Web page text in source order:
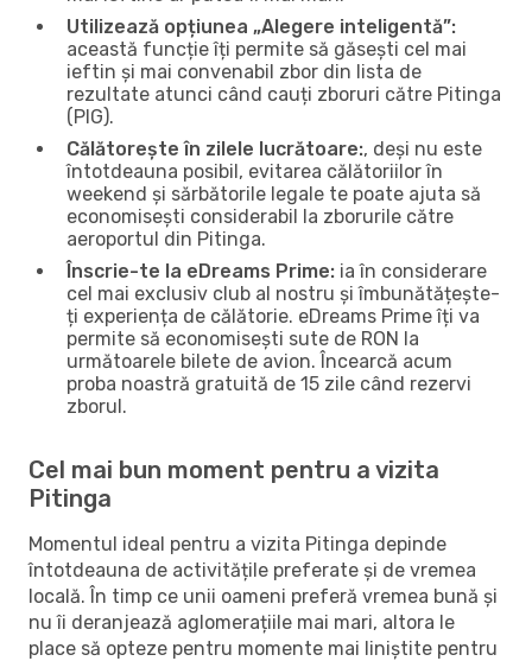
Utilizează opțiunea „Alegere inteligentă”:
această funcție îți permite să găsești cel mai
ieftin și mai convenabil zbor din lista de
rezultate atunci când cauți zboruri către Pitinga
(PIG).
Călătorește în zilele lucrătoare:, deși nu este
întotdeauna posibil, evitarea călătoriilor în
weekend și sărbătorile legale te poate ajuta să
economisești considerabil la zborurile către
aeroportul din Pitinga.
Înscrie-te la eDreams Prime: ia în considerare
cel mai exclusiv club al nostru și îmbunătățește-
ți experiența de călătorie. eDreams Prime îți va
permite să economisești sute de RON la
următoarele bilete de avion. Încearcă acum
proba noastră gratuită de 15 zile când rezervi
zborul.
Cel mai bun moment pentru a vizita
Pitinga
Momentul ideal pentru a vizita Pitinga depinde
întotdeauna de activitățile preferate și de vremea
locală. În timp ce unii oameni preferă vremea bună și
nu îi deranjează aglomerațiile mai mari, altora le
place să opteze pentru momente mai liniștite pentru